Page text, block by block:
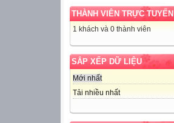
THÀNH VIÊN TRỰC TUYẾN
1 khách và 0 thành viên
SẮP XẾP DỮ LIỆU
Mới nhất
Tải nhiều nhất